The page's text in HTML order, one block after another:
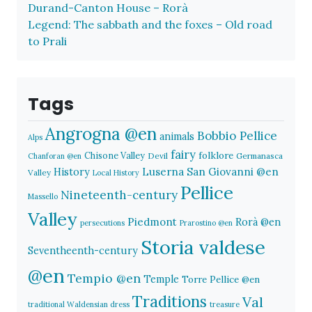
Durand-Canton House – Rorà
Legend: The sabbath and the foxes – Old road
to Prali
Tags
Alps Angrogna @en animals Bobbio Pellice
Chanforan @en Chisone Valley Devil fairy folklore Germanasca
Valley History Local History Luserna San Giovanni @en
Massello Nineteenth-century Pellice
Valley persecutions Piedmont Prarostino @en Rorà @en
Seventheenth-century Storia valdese
@en Tempio @en Temple Torre Pellice @en
traditional Waldensian dress Traditions treasure Val